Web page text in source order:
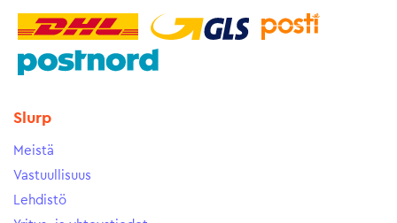
Slurp
Meistä
Vastuullisuus
Lehdistö